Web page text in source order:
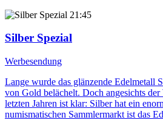
21:45
Silber Spezial
Werbesendung
Lange wurde das glänzende Edelmetall
von Gold belächelt. Doch angesichts
letzten Jahren ist klar: Silber hat ein
numismatischen Sammlermarkt ist das